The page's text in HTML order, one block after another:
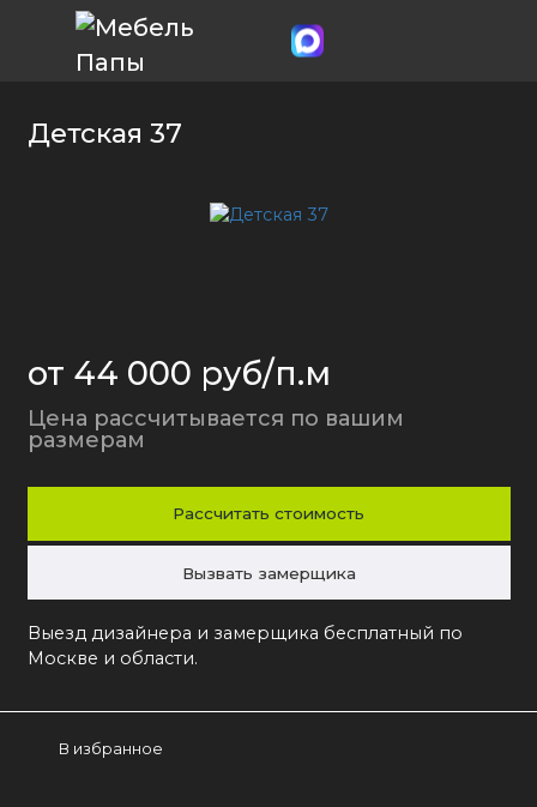
Детская 37
от 44 000 руб/п.м
Цена рассчитывается по вашим
размерам
Рассчитать стоимость
Вызвать замерщика
Выезд дизайнера и замерщика бесплатный по
Москве и области.
В избранное